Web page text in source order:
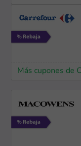
Más cupones de